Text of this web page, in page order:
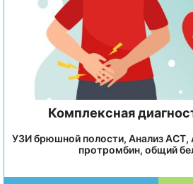
Комплексная
УЗИ брюшной полости, Анализ АСТ,
протромбин, общий